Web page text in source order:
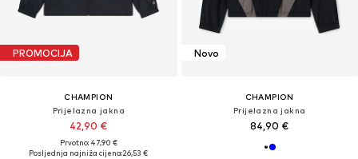
PROMOCIJA
CHAMPION
Prijelazna jakna
42,90 €
Prvotno: 47,90 €
Posljednja najniža cijena:26,53 €
Novo
CHAMPION
Prijelazna jakna
84,90 €